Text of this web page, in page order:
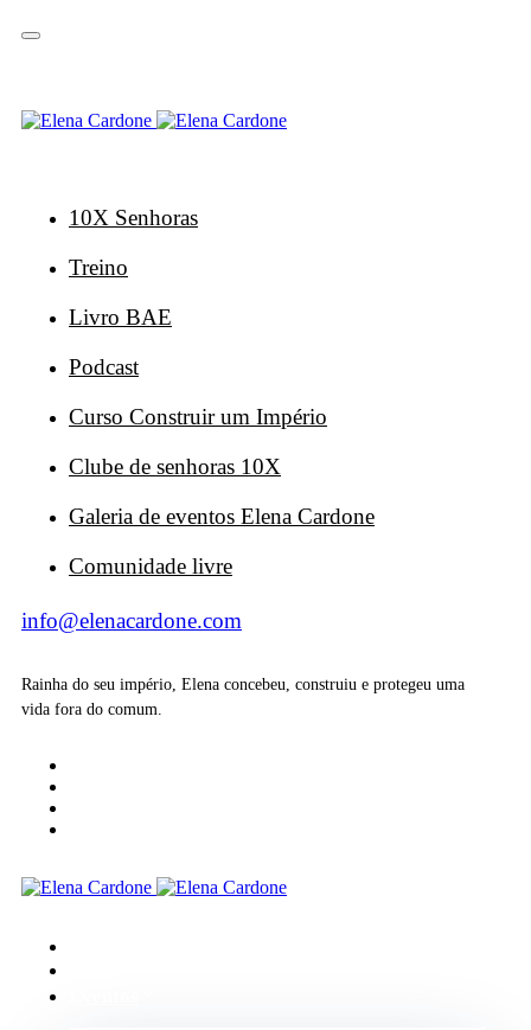
Saltar
Saltar
principal
Saltar
10X Senhoras
Treino
Livro BAE
Podcast
Curso Construir um Império
Clube de senhoras 10X
Galeria de eventos Elena Cardone
Comunidade livre
info@elenacardone.com
Rainha do seu império, Elena concebeu, construiu e protegeu uma
vida fora do comum.